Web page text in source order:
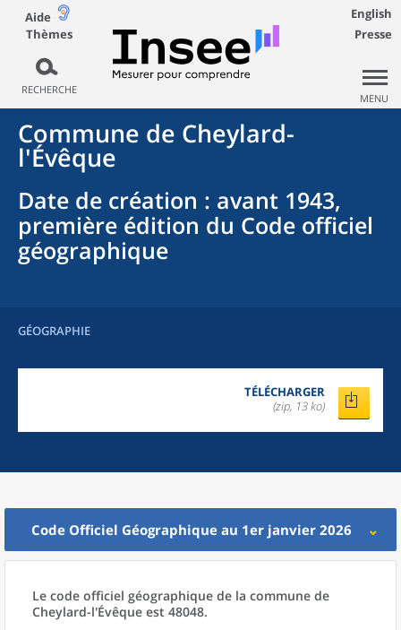
Aide
Thèmes
RECHERCHE
English
Presse
MENU
Commune de Cheylard-
l'Évêque
Date de création : avant 1943,
première édition du Code officiel
géographique
GÉOGRAPHIE
TÉLÉCHARGER
(zip, 13 ko)
Code Officiel Géographique au 1er janvier 2026
Le code officiel géographique de la commune de
Cheylard-l'Évêque est 48048.